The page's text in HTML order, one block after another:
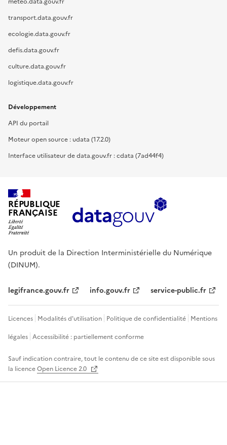
transport.data.gouv.fr
ecologie.data.gouv.fr
defis.data.gouv.fr
culture.data.gouv.fr
logistique.data.gouv.fr
Développement
API du portail
Moteur open source : udata (17.2.0)
Interface utilisateur de data.gouv.fr : cdata (7ad44f4)
RÉPUBLIQUE
FRANÇAISE
Un produit de la Direction Interministérielle du Numérique
(DINUM).
legifrance.gouv.fr info.gouv.fr service-public.fr
Licences Modalités d'utilisation Politique de confidentialité Mentions
légales Accessibilité : partiellement conforme
Sauf indication contraire, tout le contenu de ce site est disponible sous
la licenceOpen Licence 2.0